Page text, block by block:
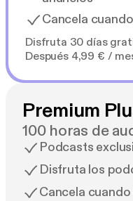
Cancela
Disfruta 30 días
Después 4,99 € /
Premium
100 horas de
Podcasts
Disfruta los
Cancela